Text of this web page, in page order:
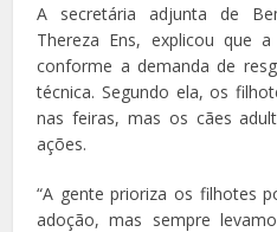
A secretária adjunta de
Thereza Ens, explicou que
conforme a demanda de
técnica. Segundo ela, os
nas feiras, mas os cães
ações.
“A gente prioriza os filhotes
adoção, mas sempre